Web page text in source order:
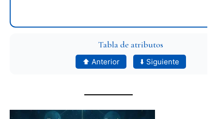
Tabla de atributos
⬆️ Anterior ⬇️ Siguiente